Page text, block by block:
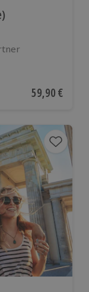
Aktueller
59,90 €